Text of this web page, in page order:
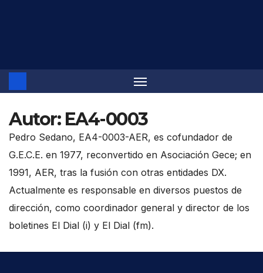
Autor: EA4-0003
Pedro Sedano, EA4-0003-AER, es cofundador de
G.E.C.E. en 1977, reconvertido en Asociación Gece; en
1991, AER, tras la fusión con otras entidades DX.
Actualmente es responsable en diversos puestos de
dirección, como coordinador general y director de los
boletines El Dial (i) y El Dial (fm).